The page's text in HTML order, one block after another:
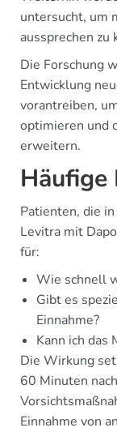
untersucht, um
aussprechen zu
Die Forschung
Entwicklung
vorantreiben,
optimieren und
erweitern.
Häufige
Patienten, die
Levitra mit
für:
Wie schnell
Gibt es
Einnahme?
Kann ich das
Die Wirkung
60 Minuten
Einnahme von